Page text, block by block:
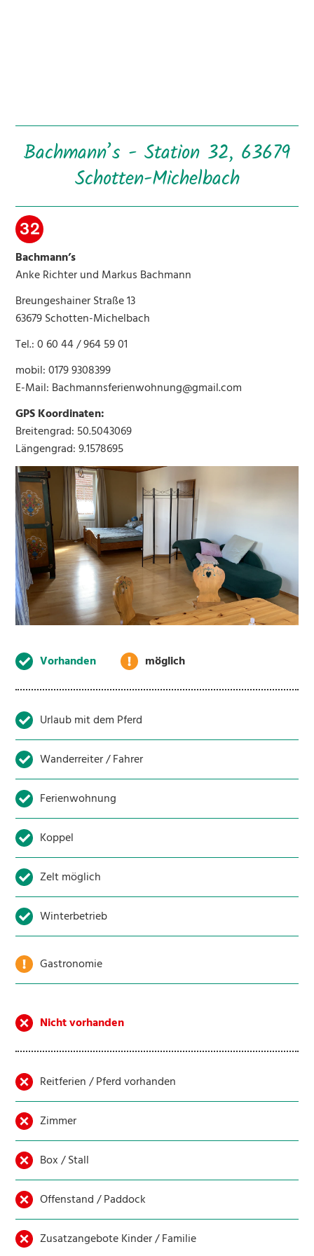
Bachmann’s - Station 32, 63679
Schotten-Michelbach
Bachmann’s
Anke Richter und Markus Bachmann
Breungeshainer Straße 13
63679 Schotten-Michelbach
Tel.: 0 60 44 / 964 59 01
mobil: 0179 9308399
E-Mail: Bachmannsferienwohnung@gmail.com
GPS Koordinaten:
Breitengrad: 50.5043069
Längengrad: 9.1578695
Vorhanden möglich
Urlaub mit dem Pferd
Wanderreiter / Fahrer
Ferienwohnung
Koppel
Zelt möglich
Winterbetrieb
Gastronomie
Nicht vorhanden
Reitferien / Pferd vorhanden
Zimmer
Box / Stall
Offenstand / Paddock
Zusatzangebote Kinder / Familie